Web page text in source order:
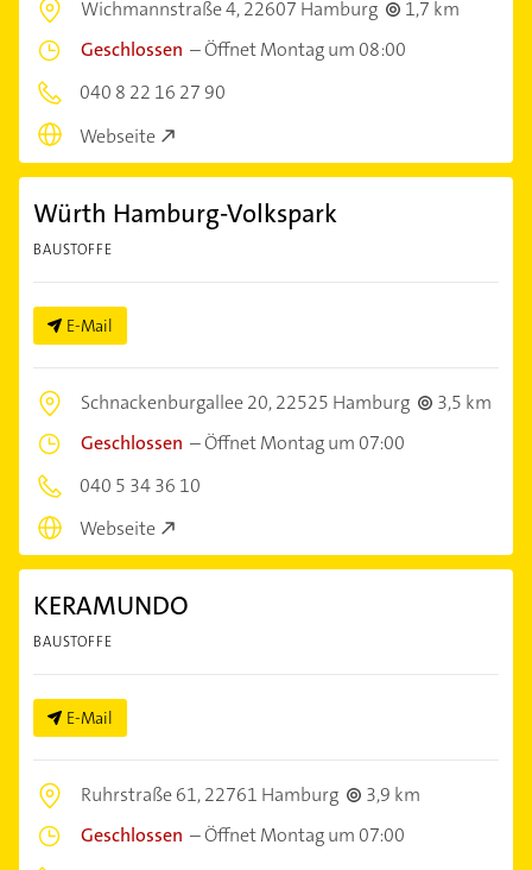
Wichmannstraße 4,22607 Hamburg
1,7 km
Geschlossen –Öffnet Montag um 08:00
040 8 22 16 27 90
Webseite
Würth Hamburg-Volkspark
BAUSTOFFE
E-Mail
Schnackenburgallee 20,22525 Hamburg
3,5 km
Geschlossen –Öffnet Montag um 07:00
040 5 34 36 10
Webseite
KERAMUNDO
BAUSTOFFE
E-Mail
Ruhrstraße 61,22761 Hamburg
3,9 km
Geschlossen –Öffnet Montag um 07:00